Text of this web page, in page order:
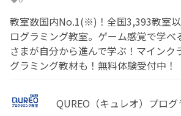
教室数国内No.1(※)！全国3,393教室
ログラミング教室。ゲーム感覚で学
さまが自分から進んで学ぶ！マインク
グラミング教材も！無料体験受付中！
QUREO（キュレオ）プロ